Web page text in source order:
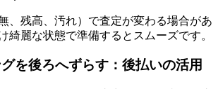
、残高、汚れ）で査定が変わる場合があ
綺麗な状態で準備するとスムーズです。
を後ろへずらす：後払いの活用